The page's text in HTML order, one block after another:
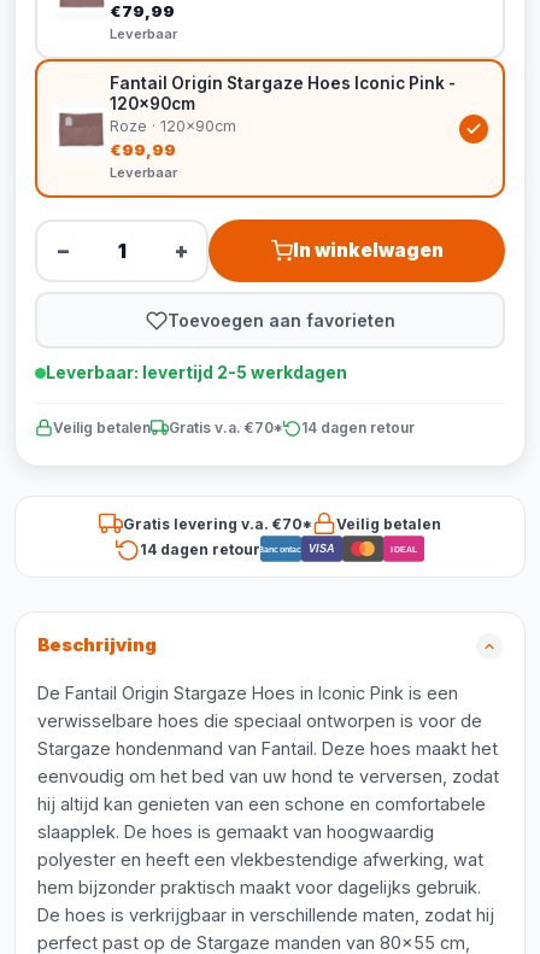
€79,99
Leverbaar
Fantail Origin Stargaze Hoes Iconic Pink -
120x90cm
Roze · 120x90cm
€99,99
Leverbaar
− + In winkelwagen
Toevoegen aan favorieten
Leverbaar: levertijd 2-5 werkdagen
Veilig betalen Gratis v.a. €70* 14 dagen retour
Gratis levering v.a. €70*
Veilig betalen
14 dagen retourBancontact VISA iDEAL
Beschrijving
De Fantail Origin Stargaze Hoes in Iconic Pink is een
verwisselbare hoes die speciaal ontworpen is voor de
Stargaze hondenmand van Fantail. Deze hoes maakt het
eenvoudig om het bed van uw hond te verversen, zodat
hij altijd kan genieten van een schone en comfortabele
slaapplek. De hoes is gemaakt van hoogwaardig
polyester en heeft een vlekbestendige afwerking, wat
hem bijzonder praktisch maakt voor dagelijks gebruik.
De hoes is verkrijgbaar in verschillende maten, zodat hij
perfect past op de Stargaze manden van 80x55 cm,